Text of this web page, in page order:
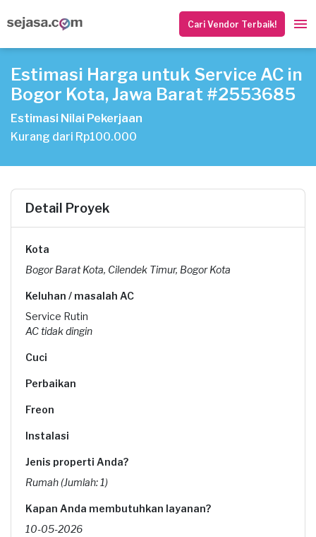
Cari Vendor Terbaik!
Estimasi Harga untuk Service AC in
Bogor Kota, Jawa Barat #2553685
Estimasi Nilai Pekerjaan
Kurang dari Rp100.000
Detail Proyek
Kota
Bogor Barat Kota, Cilendek Timur, Bogor Kota
Keluhan / masalah AC
Service Rutin
AC tidak dingin
Cuci
Perbaikan
Freon
Instalasi
Jenis properti Anda?
Rumah (Jumlah: 1)
Kapan Anda membutuhkan layanan?
10-05-2026